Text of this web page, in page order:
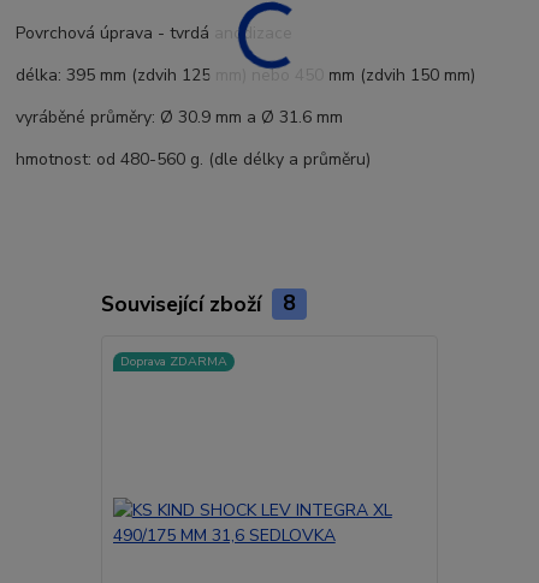
Povrchová úprava - tvrdá anodizace
délka: 395 mm (zdvih 125 mm) nebo 450 mm (zdvih 150 mm)
vyráběné průměry: Ø 30.9 mm a Ø 31.6 mm
hmotnost: od 480-560 g. (dle délky a průměru)
Související zboží 8
Doprava ZDARMA